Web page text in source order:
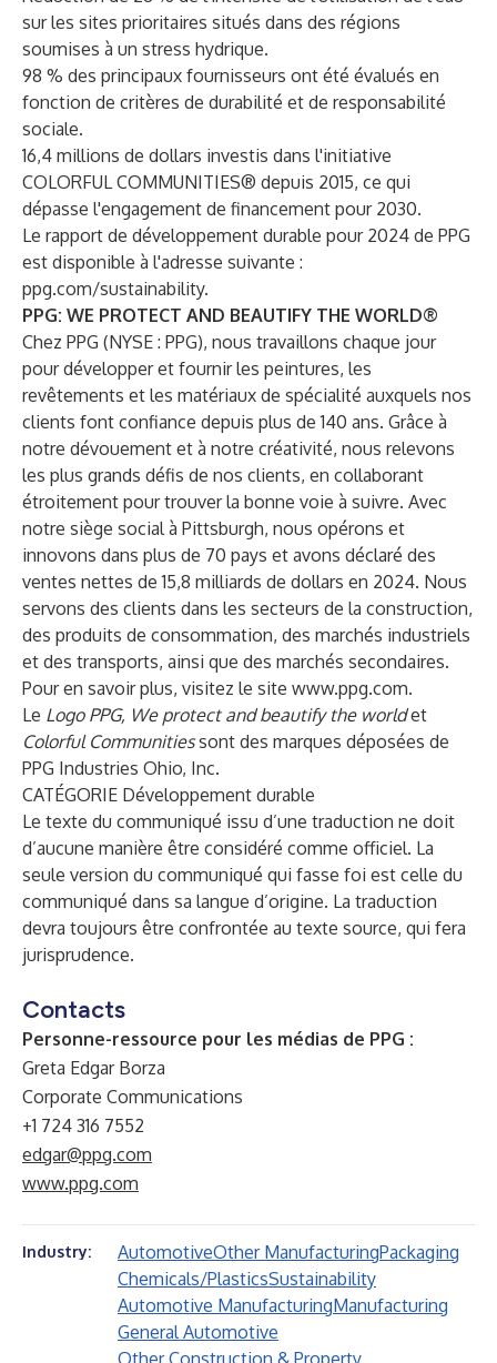
sur les sites prioritaires situés dans des régions
soumises à un stress hydrique.
98 % des principaux fournisseurs ont été évalués en
fonction de critères de durabilité et de responsabilité
sociale.
16,4 millions de dollars investis dans l'initiative
COLORFUL COMMUNITIES® depuis 2015, ce qui
dépasse l'engagement de financement pour 2030.
Le rapport de développement durable pour 2024 de PPG
est disponible à l'adresse suivante :
ppg.com/sustainability.
PPG: WE PROTECT AND BEAUTIFY THE WORLD®
Chez PPG (NYSE : PPG), nous travaillons chaque jour
pour développer et fournir les peintures, les
revêtements et les matériaux de spécialité auxquels nos
clients font confiance depuis plus de 140 ans. Grâce à
notre dévouement et à notre créativité, nous relevons
les plus grands défis de nos clients, en collaborant
étroitement pour trouver la bonne voie à suivre. Avec
notre siège social à Pittsburgh, nous opérons et
innovons dans plus de 70 pays et avons déclaré des
ventes nettes de 15,8 milliards de dollars en 2024. Nous
servons des clients dans les secteurs de la construction,
des produits de consommation, des marchés industriels
et des transports, ainsi que des marchés secondaires.
Pour en savoir plus, visitez le site www.ppg.com.
Le Logo PPG, We protect and beautify the worldet
Colorful Communitiessont des marques déposées de
PPG Industries Ohio, Inc.
CATÉGORIE Développement durable
Le texte du communiqué issu d’une traduction ne doit
d’aucune manière être considéré comme officiel. La
seule version du communiqué qui fasse foi est celle du
communiqué dans sa langue d’origine. La traduction
devra toujours être confrontée au texte source, qui fera
jurisprudence.
Contacts
Personne-ressource pour les médias de PPG :
Greta Edgar Borza
Corporate Communications
+1 724 316 7552
edgar@ppg.com
www.ppg.com
Industry: AutomotiveOther ManufacturingPackaging
Chemicals/PlasticsSustainability
Automotive ManufacturingManufacturing
General Automotive
Other Construction & Property